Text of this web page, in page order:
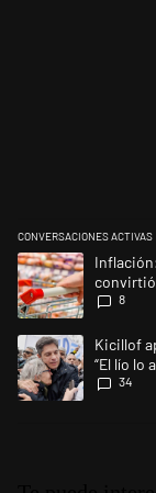
CONVERSACIONES ACTIVAS
Este listado
Un artículo de
8
Un artículo deKicillof
“El lío lo
34